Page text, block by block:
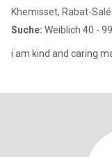
Khemisset, Rabat-
Suche: Weiblich 40 - 99
i am kind and caring